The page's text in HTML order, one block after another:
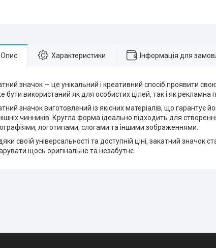
Опис Характеристики Інформація для
значок — це унікальний і креативний спосіб проявити свою
бути використаний як для особистих цілей, так і як рекламна
значок виготовлений із якісних матеріалів, що гарантує
чинників. Кругла форма ідеально підходить для
логотипами, слогами та іншими зображеннями.
своїй універсальності та доступній ціні, закатний значок
щось оригінальне та незабутнє.